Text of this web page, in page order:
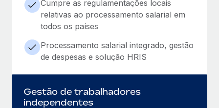
Cumpre as regulamentações locais
relativas ao processamento salarial em
todos os países
Processamento salarial integrado, gestão
de despesas e solução HRIS
Gestão de trabalhadores
independentes